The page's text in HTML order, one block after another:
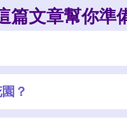
篇文章幫你準
？